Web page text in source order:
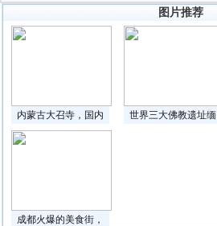
图片推荐
内蒙古大召寺，国内 世界三大佛教遗址缅
成都火爆的美食街，